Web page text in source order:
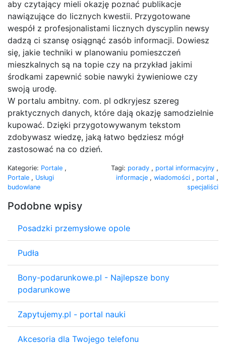
aby czytający mieli okazję poznać publikacje
nawiązujące do licznych kwestii. Przygotowane
wespół z profesjonalistami licznych dyscyplin newsy
dadzą ci szansę osiągnąć zasób informacji. Dowiesz
się, jakie techniki w planowaniu pomieszczeń
mieszkalnych są na topie czy na przykład jakimi
środkami zapewnić sobie nawyki żywieniowe czy
swoją urodę.
W portalu ambitny. com. pl odkryjesz szereg
praktycznych danych, które dają okazję samodzielnie
kupować. Dzięki przygotowywanym tekstom
zdobywasz wiedzę, jaką łatwo będziesz mógł
zastosować na co dzień.
Kategorie: Portale ,
Portale , Usługi
budowlane
Tagi: porady , portal informacyjny ,
informacje , wiadomości , portal ,
specjaliści
Podobne wpisy
Posadzki przemysłowe opole
Pudła
Bony-podarunkowe.pl - Najlepsze bony
podarunkowe
Zapytujemy.pl - portal nauki
Akcesoria dla Twojego telefonu